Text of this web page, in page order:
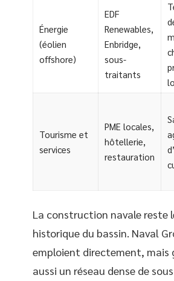
Énergie
(éolien
offshore)
EDF
Renewables,
Enbridge,
sous-
traitants
Tourisme et
services
PME locales,
hôtellerie,
restauration
La construction navale reste
historique du bassin. Naval
emploient directement, mais
aussi un réseau dense de